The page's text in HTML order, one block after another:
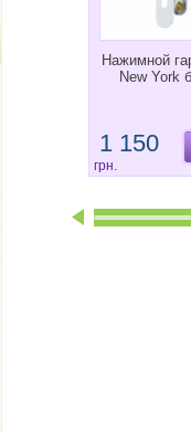
Нажимной
New York
1 150
грн.